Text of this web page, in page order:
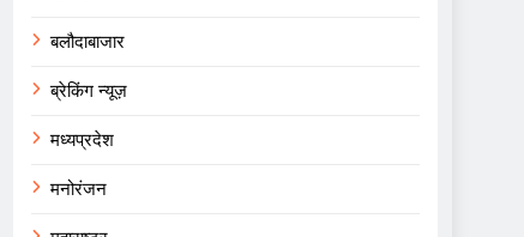
बलौदाबाजार
ब्रेकिंग न्यूज़
मध्यप्रदेश
मनोरंजन